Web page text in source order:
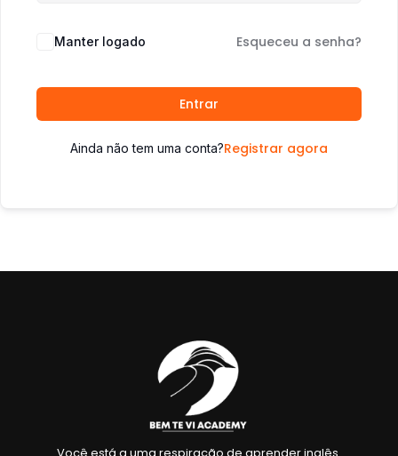
Manter logado Esqueceu a senha?
Entrar
Ainda não tem uma conta?Registrar agora
Você está a uma respiração de aprender inglês.